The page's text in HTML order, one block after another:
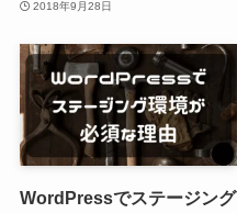
2018年9月28日
WordPressでステージング